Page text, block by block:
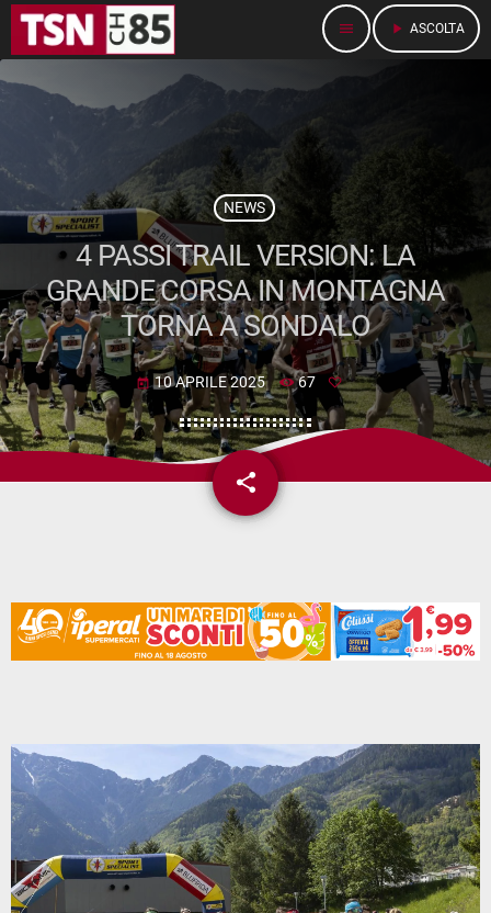
menu play_arrow ASCOLTA
NEWS
4 PASSI TRAIL VERSION: LA
GRANDE CORSA IN MONTAGNA
TORNA A SONDALO
today 10 APRILE 2025 67
share
email